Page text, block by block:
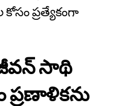
కోసం ప్రత్యేకంగా
సాథి